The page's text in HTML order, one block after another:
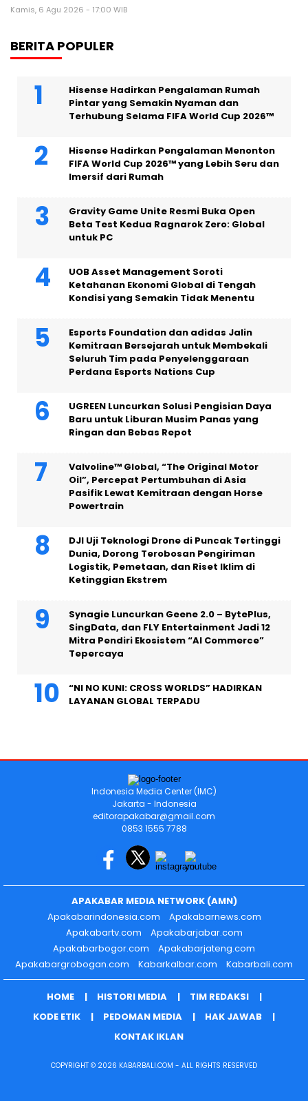
Kamis, 6 Agu 2026 - 17:00 WIB
BERITA POPULER
Hisense Hadirkan Pengalaman Rumah
Pintar yang Semakin Nyaman dan
Terhubung Selama FIFA World Cup 2026™
Hisense Hadirkan Pengalaman Menonton
FIFA World Cup 2026™ yang Lebih Seru dan
Imersif dari Rumah
Gravity Game Unite Resmi Buka Open
Beta Test Kedua Ragnarok Zero: Global
untuk PC
UOB Asset Management Soroti
Ketahanan Ekonomi Global di Tengah
Kondisi yang Semakin Tidak Menentu
Esports Foundation dan adidas Jalin
Kemitraan Bersejarah untuk Membekali
Seluruh Tim pada Penyelenggaraan
Perdana Esports Nations Cup
UGREEN Luncurkan Solusi Pengisian Daya
Baru untuk Liburan Musim Panas yang
Ringan dan Bebas Repot
Valvoline™ Global, “The Original Motor
Oil”, Percepat Pertumbuhan di Asia
Pasifik Lewat Kemitraan dengan Horse
Powertrain
DJI Uji Teknologi Drone di Puncak Tertinggi
Dunia, Dorong Terobosan Pengiriman
Logistik, Pemetaan, dan Riset Iklim di
Ketinggian Ekstrem
Synagie Luncurkan Geene 2.0 – BytePlus,
SingData, dan FLY Entertainment Jadi 12
Mitra Pendiri Ekosistem “AI Commerce”
Tepercaya
“NI NO KUNI: CROSS WORLDS” HADIRKAN
LAYANAN GLOBAL TERPADU
Indonesia Media Center (IMC)
Jakarta - Indonesia
editorapakabar@gmail.com
0853 1555 7788
APAKABAR MEDIA NETWORK (AMN)
Apakabarindonesia.com
Apakabarnews.com
Apakabartv.com
Apakabarjabar.com
Apakabarbogor.com
Apakabarjateng.com
Apakabargrobogan.com
Kabarkalbar.com Kabarbali.com
HOME HISTORI MEDIA
TIM REDAKSI
KODE ETIK
PEDOMAN MEDIA
HAK JAWAB
KONTAK IKLAN
COPYRIGHT © 2026 KABARBALI.COM - ALL RIGHTS RESERVED